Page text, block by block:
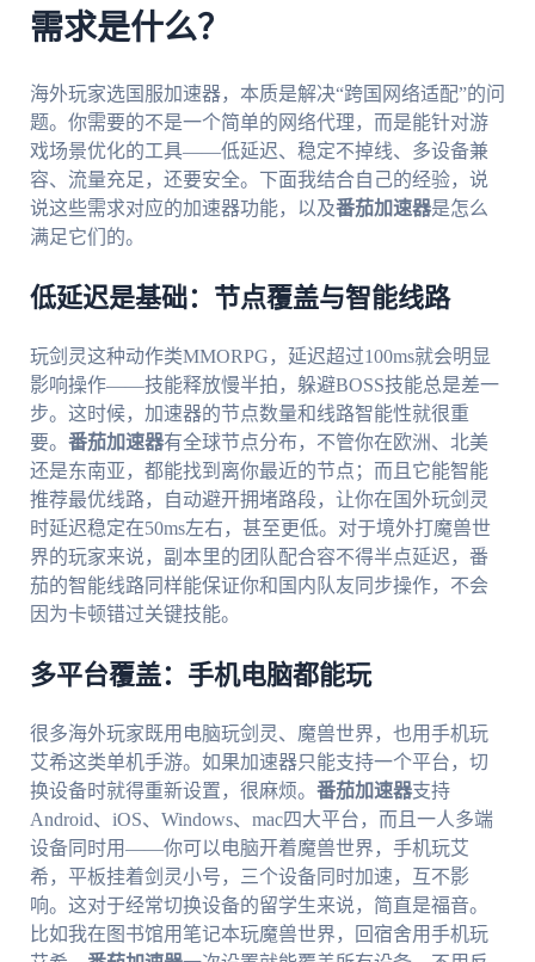
需求是什么？
海外玩家选国服加速器，本质是解决“跨国网络适配”的问
题。你需要的不是一个简单的网络代理，而是能针对游
戏场景优化的工具——低延迟、稳定不掉线、多设备兼
容、流量充足，还要安全。下面我结合自己的经验，说
说这些需求对应的加速器功能，以及番茄加速器是怎么
满足它们的。
低延迟是基础：节点覆盖与智能线路
玩剑灵这种动作类MMORPG，延迟超过100ms就会明显
影响操作——技能释放慢半拍，躲避BOSS技能总是差一
步。这时候，加速器的节点数量和线路智能性就很重
要。 番茄加速器有全球节点分布，不管你在欧洲、北美
还是东南亚，都能找到离你最近的节点；而且它能智能
推荐最优线路，自动避开拥堵路段，让你在国外玩剑灵
时延迟稳定在50ms左右，甚至更低。对于境外打魔兽世
界的玩家来说，副本里的团队配合容不得半点延迟，番
茄的智能线路同样能保证你和国内队友同步操作，不会
因为卡顿错过关键技能。
多平台覆盖：手机电脑都能玩
很多海外玩家既用电脑玩剑灵、魔兽世界，也用手机玩
艾希这类单机手游。如果加速器只能支持一个平台，切
换设备时就得重新设置，很麻烦。 番茄加速器支持
Android、iOS、Windows、mac四大平台，而且一人多端
设备同时用——你可以电脑开着魔兽世界，手机玩艾
希，平板挂着剑灵小号，三个设备同时加速，互不影
响。这对于经常切换设备的留学生来说，简直是福音。
比如我在图书馆用笔记本玩魔兽世界，回宿舍用手机玩